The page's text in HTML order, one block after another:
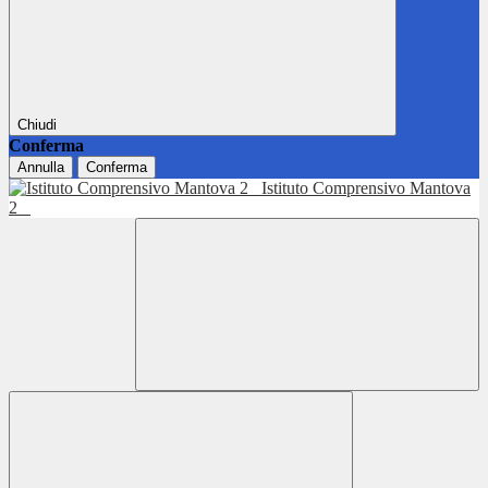
Chiudi
Conferma
Annulla Conferma
Istituto Comprensivo Mantova
2